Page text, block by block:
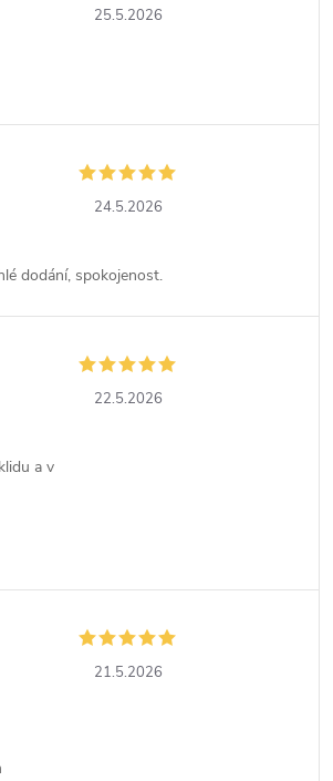
25.5.2026
24.5.2026
dodání, spokojenost.
22.5.2026
a v
21.5.2026